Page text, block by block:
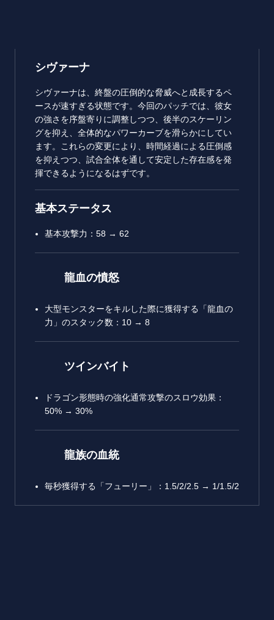
シヴァーナ
シヴァーナは、終盤の圧倒的な脅威へと成長するペ
ースが速すぎる状態です。今回のパッチでは、彼女
の強さを序盤寄りに調整しつつ、後半のスケーリン
グを抑え、全体的なパワーカーブを滑らかにしてい
ます。これらの変更により、時間経過による圧倒感
を抑えつつ、試合全体を通して安定した存在感を発
揮できるようになるはずです。
基本ステータス
基本攻撃力：58 → 62
龍血の憤怒
大型モンスターをキルした際に獲得する「龍血の
力」のスタック数：10 → 8
ツインバイト
ドラゴン形態時の強化通常攻撃のスロウ効果：
50% → 30%
龍族の血統
毎秒獲得する「フューリー」：1.5/2/2.5 → 1/1.5/2